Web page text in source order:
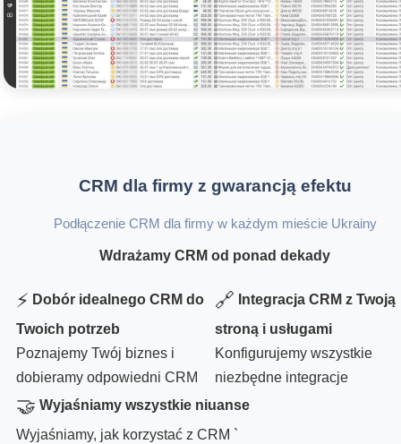
CRM dla firmy z gwarancją efektu
Podłączenie CRM dla firmy w każdym mieście Ukrainy
Wdrażamy CRM od ponad dekady
⚡ Dobór idealnego CRM do
Twoich potrzeb
Poznajemy Twój biznes i
dobieramy odpowiedni CRM
🔗 Integracja CRM z Twoją
stroną i usługami
Konfigurujemy wszystkie
niezbędne integracje
🤝 Wyjaśniamy wszystkie niuanse
Wyjaśniamy, jak korzystać z CRM `